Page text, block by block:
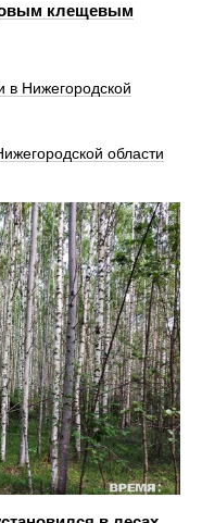
клещевым
в Нижегородской
области